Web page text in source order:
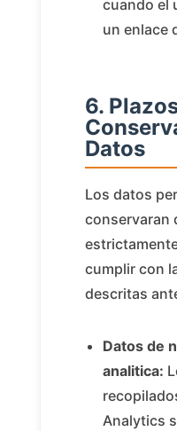
cuando el
un enlace
6.
Datos
Los datos
conservaran
cumplir con
descritas
Datos de
analitica:
Analytics